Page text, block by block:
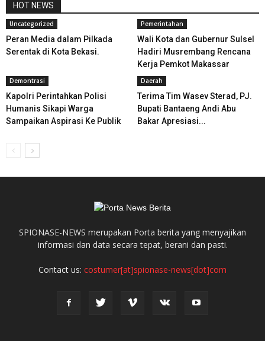
HOT NEWS
Uncategorized
Peran Media dalam Pilkada
Serentak di Kota Bekasi.
Pemerintahan
Wali Kota dan Gubernur Sulsel
Hadiri Musrembang Rencana
Kerja Pemkot Makassar
Demontrasi
Kapolri Perintahkan Polisi
Humanis Sikapi Warga
Sampaikan Aspirasi Ke Publik
Daerah
Terima Tim Wasev Sterad, PJ.
Bupati Bantaeng Andi Abu
Bakar Apresiasi...
SPIONASE-NEWS merupakan Porta berita yang menyajikan
informasi dan data secara tepat, berani dan pasti.
Contact us: costumer[at]spionase-news[dot]com